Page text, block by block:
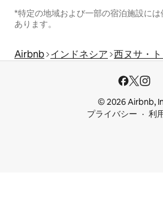
*特定の地域および一部の宿泊施設に
あります。
Airbnb インドネシア 西ヌサ・
© 2026 Airbnb,
プライバシー
利